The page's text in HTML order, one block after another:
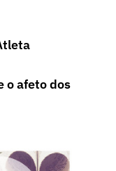
o afeto dos